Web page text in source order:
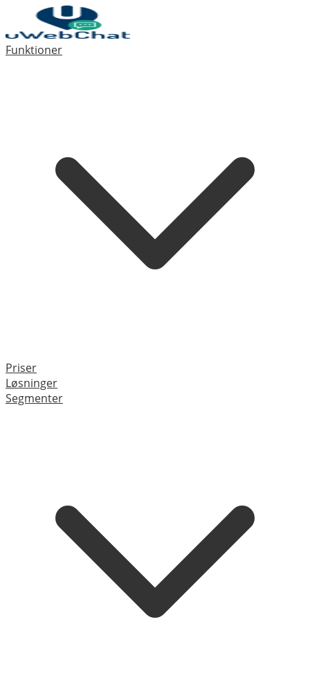
Funktioner
Priser
Løsninger
Segmenter